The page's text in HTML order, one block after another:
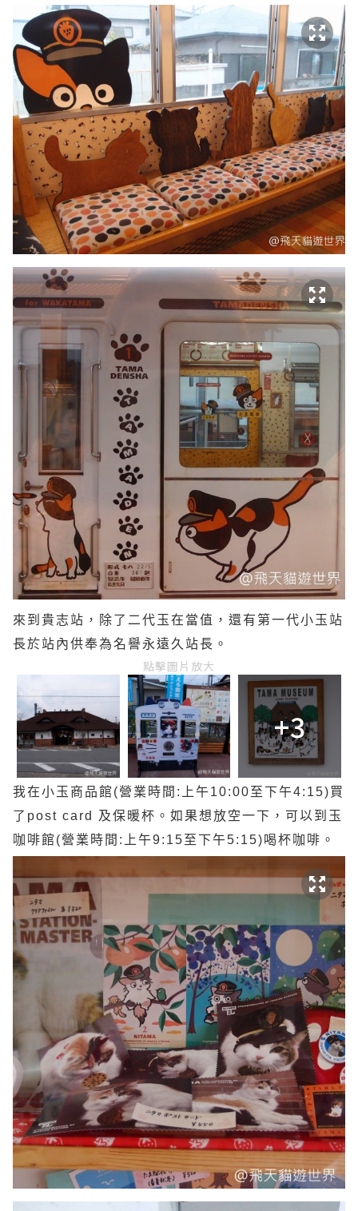
來到貴志站，除了二代玉在當值，還有第一代小玉站
長於站內供奉為名譽永遠久站長。
點擊圖片放大
+3
我在小玉商品館(營業時間:上午10:00至下午4:15)買
了post card 及保暖杯。如果想放空一下，可以到玉
咖啡館(營業時間:上午9:15至下午5:15)喝杯咖啡。